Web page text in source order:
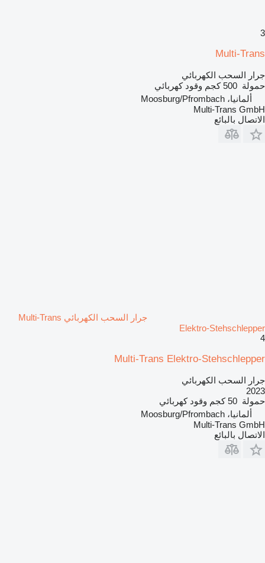
3
Multi-Trans
جرار السحب الكهربائي
حمولة 500 كجم وقود كهربائي
ألمانيا، Moosburg/Pfrombach
Multi-Trans GmbH
الاتصال بالبائع
جرار السحب الكهربائي Multi-Trans
Elektro-Stehschlepper
4
Multi-Trans Elektro-Stehschlepper
جرار السحب الكهربائي
2023
حمولة 50 كجم وقود كهربائي
ألمانيا، Moosburg/Pfrombach
Multi-Trans GmbH
الاتصال بالبائع